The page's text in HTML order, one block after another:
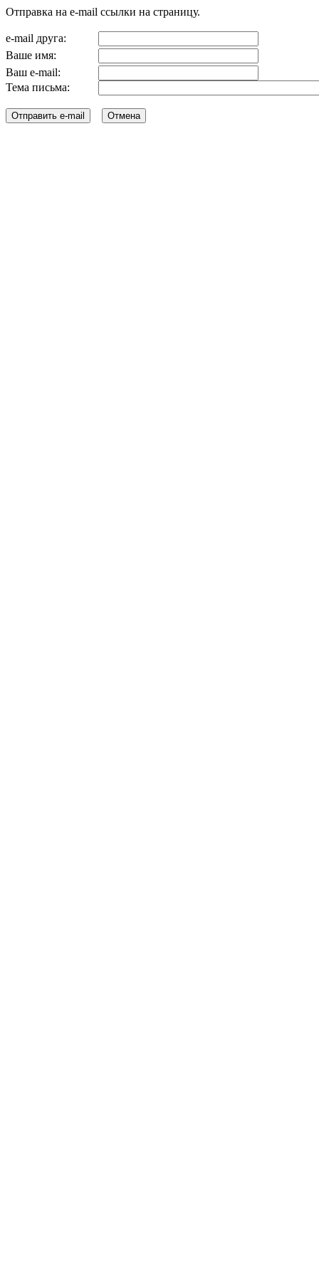
Отправка на e-mail ссылки на страницу.
e-mail друга:
Ваше имя:
Ваш e-mail:
Тема письма: